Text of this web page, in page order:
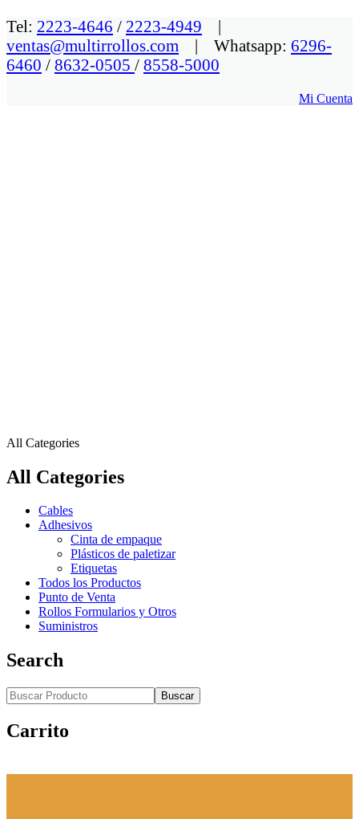
Tel: 2223-4646 / 2223-4949 |
ventas@multirrollos.com | Whatsapp: 6296-
6460 / 8632-0505 / 8558-5000
Mi Cuenta
All Categories
All Categories
Cables
Adhesivos
Cinta de empaque
Plásticos de paletizar
Etiquetas
Todos los Productos
Punto de Venta
Rollos Formularios y Otros
Suministros
Search
Buscar
Carrito